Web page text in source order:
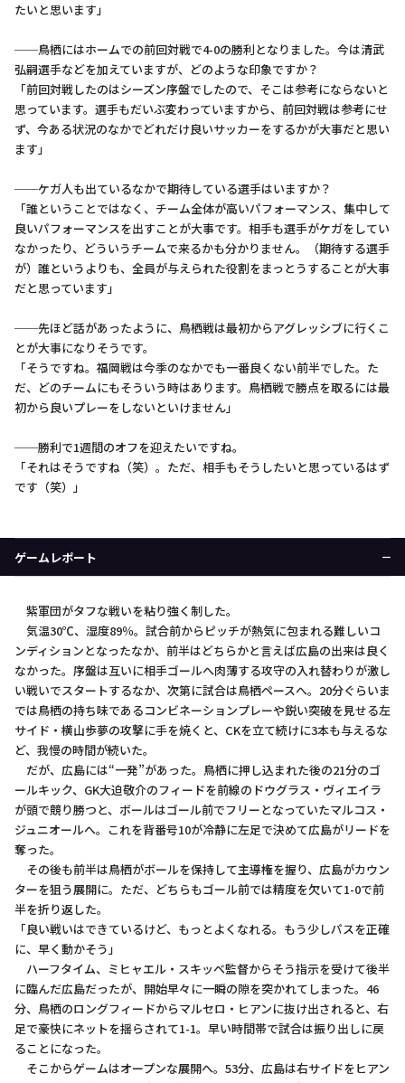
たいと思います」
──鳥栖にはホームでの前回対戦で4-0の勝利となりました。今は清武
弘嗣選手などを加えていますが、どのような印象ですか？
「前回対戦したのはシーズン序盤でしたので、そこは参考にならないと
思っています。選手もだいぶ変わっていますから、前回対戦は参考にせ
ず、今ある状況のなかでどれだけ良いサッカーをするかが大事だと思い
ます」
──ケガ人も出ているなかで期待している選手はいますか？
「誰ということではなく、チーム全体が高いパフォーマンス、集中して
良いパフォーマンスを出すことが大事です。相手も選手がケガをしてい
なかったり、どういうチームで来るかも分かりません。（期待する選手
が）誰というよりも、全員が与えられた役割をまっとうすることが大事
だと思っています」
──先ほど話があったように、鳥栖戦は最初からアグレッシブに行くこ
とが大事になりそうです。
「そうですね。福岡戦は今季のなかでも一番良くない前半でした。た
だ、どのチームにもそういう時はあります。鳥栖戦で勝点を取るには最
初から良いプレーをしないといけません」
──勝利で1週間のオフを迎えたいですね。
「それはそうですね（笑）。ただ、相手もそうしたいと思っているはず
です（笑）」
ゲームレポート
紫軍団がタフな戦いを粘り強く制した。
気温30℃、湿度89％。試合前からピッチが熱気に包まれる難しいコ
ンディションとなったなか、前半はどちらかと言えば広島の出来は良く
なかった。序盤は互いに相手ゴールへ肉薄する攻守の入れ替わりが激し
い戦いでスタートするなか、次第に試合は鳥栖ペースへ。20分ぐらいま
では鳥栖の持ち味であるコンビネーションプレーや鋭い突破を見せる左
サイド・横山歩夢の攻撃に手を焼くと、CKを立て続けに3本も与えるな
ど、我慢の時間が続いた。
だが、広島には“一発”があった。鳥栖に押し込まれた後の21分のゴ
ールキック、GK大迫敬介のフィードを前線のドウグラス・ヴィエイラ
が頭で競り勝つと、ボールはゴール前でフリーとなっていたマルコス・
ジュニオールへ。これを背番号10が冷静に左足で決めて広島がリードを
奪った。
その後も前半は鳥栖がボールを保持して主導権を握り、広島がカウン
ターを狙う展開に。ただ、どちらもゴール前では精度を欠いて1-0で前
半を折り返した。
「良い戦いはできているけど、もっとよくなれる。もう少しパスを正確
に、早く動かそう」
ハーフタイム、ミヒャエル・スキッベ監督からそう指示を受けて後半
に臨んだ広島だったが、開始早々に一瞬の隙を突かれてしまった。46
分、鳥栖のロングフィードからマルセロ・ヒアンに抜け出されると、右
足で豪快にネットを揺らされて1-1。早い時間帯で試合は振り出しに戻
ることになった。
そこからゲームはオープンな展開へ。53分、広島は右サイドをヒアン